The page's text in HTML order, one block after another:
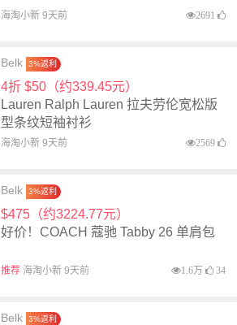
海淘小新 9天前 2691
Belk 3%返利
4折 $50（约339.45元）
Lauren Ralph Lauren 拉夫劳伦宽松版
型条纹短袖衬衫
海淘小新 9天前 2569
Belk 3%返利
$475（约3224.77元）
好价！COACH 蔻驰 Tabby 26 单肩包
推荐海淘小新 9天前 1.6万 34
Belk 3%返利